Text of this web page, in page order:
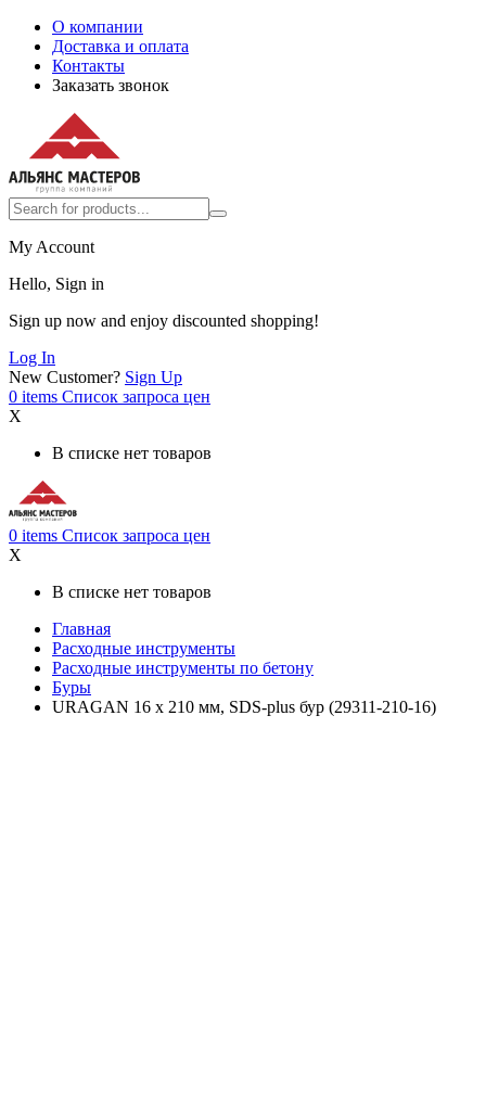
О компании
Доставка и оплата
Контакты
Заказать звонок
My Account
Hello, Sign in
Sign up now and enjoy discounted shopping!
Log In
New Customer? Sign Up
0 items Список запроса цен
X
В списке нет товаров
0 items Список запроса цен
X
В списке нет товаров
Главная
Расходные инструменты
Расходные инструменты по бетону
Буры
URAGAN 16 х 210 мм, SDS-plus бур (29311-210-16)